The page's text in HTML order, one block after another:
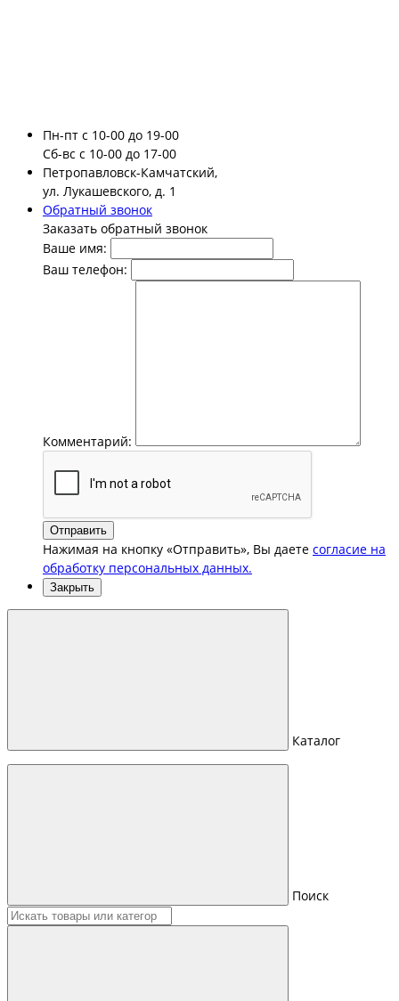
Пн-пт с 10-00 до 19-00
Сб-вс с 10-00 до 17-00
Петропавловск-Камчатский,
ул. Лукашевского, д. 1
Обратный звонок
Заказать обратный звонок
Ваше имя:
Ваш телефон:
Комментарий:
Отправить
Нажимая на кнопку «Отправить», Вы даете согласие на
обработку персональных данных.
Закрыть
Каталог
Поиск